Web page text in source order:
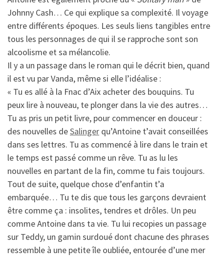
Johnny Cash… Ce qui explique sa complexité. Il voyage
entre différents époques. Les seuls liens tangibles entre
tous les personnages de qui il se rapproche sont son
alcoolisme et sa mélancolie.
Il y a un passage dans le roman qui le décrit bien, quand
il est vu par Vanda, même si elle l’idéalise :
« Tu es allé à la Fnac d’Aix acheter des bouquins. Tu
peux lire à nouveau, te plonger dans la vie des autres…
Tu as pris un petit livre, pour commencer en douceur :
des nouvelles deSalinger qu’Antoine t’avait conseillées
dans ses lettres. Tu as commencé à lire dans le train et
le temps est passé comme un rêve. Tu as lu les
nouvelles en partant de la fin, comme tu fais toujours.
Tout de suite, quelque chose d’enfantin t’a
embarquée… Tu te dis que tous les garçons devraient
être comme ça : insolites, tendres et drôles. Un peu
comme Antoine dans ta vie. Tu lui recopies un passage
sur Teddy, un gamin surdoué dont chacune des phrases
ressemble à une petite île oubliée, entourée d’une mer